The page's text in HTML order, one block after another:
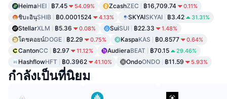
HeimaHEI ฿7.45 54.09% ZcashZEC ฿16,709.74 0.11%
ชิบะอินุSHIB ฿0.0001524 4.13% SKYAISKYAI ฿3.42 31.31%
StellarXLM ฿5.36 0.08% SuiSUI ฿22.33 1.48%
โดชคอยน์DOGE ฿2.29 0.75% KaspaKAS ฿0.8577 0.64%
CantonCC ฿2.97 11.12% AudieraBEAT ฿70.15 29.46%
HashflowHFT ฿0.3962 41.10% OndoONDO ฿11.59 5.93%
กำลังเป็นที่นิยม